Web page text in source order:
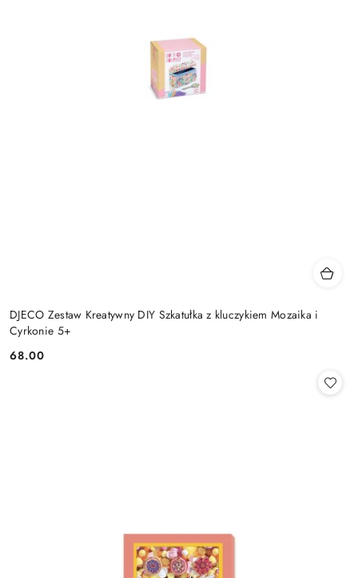
DJECO Zestaw Kreatywny DIY Szkatułka z kluczykiem Mozaika i
Cyrkonie 5+
Cena:
68.00